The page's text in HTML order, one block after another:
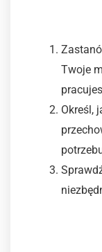
Twoje
Określ,